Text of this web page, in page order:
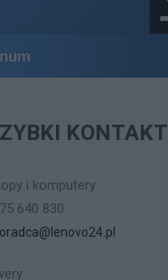
KONTAKT
i komputery
640 830